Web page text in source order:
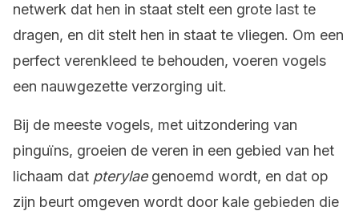
netwerk dat hen in staat stelt een grote last te
dragen, en dit stelt hen in staat te vliegen. Om een
perfect verenkleed te behouden, voeren vogels
een nauwgezette verzorging uit.
Bij de meeste vogels, met uitzondering van
pinguïns, groeien de veren in een gebied van het
lichaam dat pterylaegenoemd wordt, en dat op
zijn beurt omgeven wordt door kale gebieden die